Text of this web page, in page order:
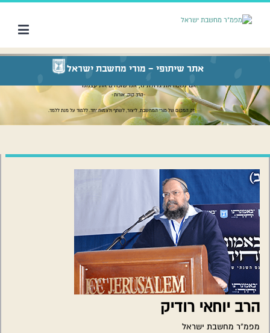
אתר שיתופי – מורי מחשבת ישראל
"אם נשכח את גדולתינו, אנו שוכחים את עצמנו"
-הרב קוק, אורות-
זה המקום של מורי המחשבת, ליצור, לשתף ולצמוח יחד. ללמוד על מנת ללמד.
הרב יוחאי רודיק
מפמ”ר מחשבת ישראל